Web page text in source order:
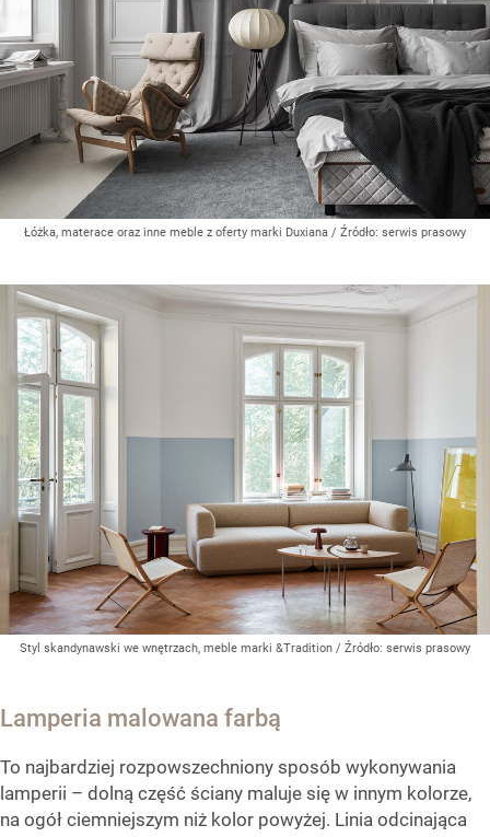
Łóżka, materace oraz inne meble z oferty marki Duxiana / Źródło: serwis prasowy
Styl skandynawski we wnętrzach, meble marki &Tradition / Źródło: serwis prasowy
Lamperia malowana farbą
To najbardziej rozpowszechniony sposób wykonywania
lamperii – dolną część ściany maluje się w innym kolorze,
na ogół ciemniejszym niż kolor powyżej. Linia odcinająca